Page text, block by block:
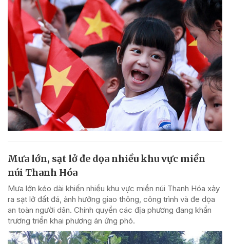
Mưa lớn, sạt lở đe dọa nhiều khu vực miền
núi Thanh Hóa
Mưa lớn kéo dài khiến nhiều khu vực miền núi Thanh Hóa xảy
ra sạt lở đất đá, ảnh hưởng giao thông, công trình và đe dọa
an toàn người dân. Chính quyền các địa phương đang khẩn
trương triển khai phương án ứng phó.